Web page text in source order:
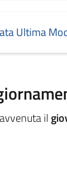
Ultima
il